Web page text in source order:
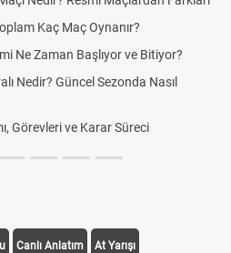
Kaç Maç Oynanır?
Ne Zaman Başlıyor ve Bitiyor?
Nedir? Güncel Sezonda Nasıl
Görevleri ve Karar Süreci
Canlı Anlatım At Yarışı